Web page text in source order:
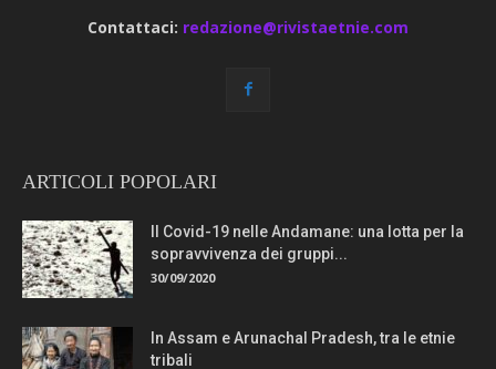
Contattaci: redazione@rivistaetnie.com
ARTICOLI POPOLARI
Il Covid-19 nelle Andamane: una lotta per la
sopravvivenza dei gruppi...
30/09/2020
In Assam e Arunachal Pradesh, tra le etnie
tribali